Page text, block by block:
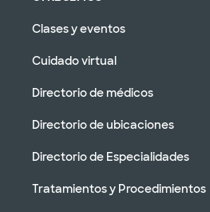
Clases y eventos
Cuidado virtual
Directorio de médicos
Directorio de ubicaciones
Directorio de Especialidades
Tratamientos y Procedimientos